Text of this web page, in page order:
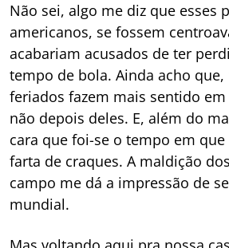
Não sei, algo me diz que esses
americanos, se fossem
acabariam acusados de ter
tempo de bola. Ainda acho que,
feriados fazem mais sentido
não depois deles. E, além do
cara que foi-se o tempo em
farta de craques. A maldição
campo me dá a impressão de
mundial.